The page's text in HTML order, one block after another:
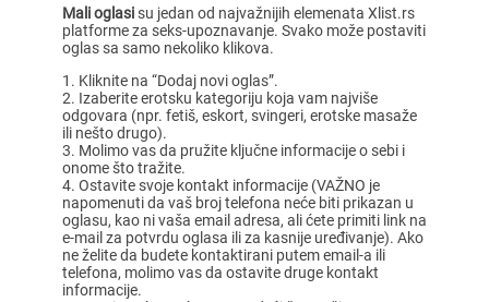
Mali oglasisu jedan od najvažnijih elemenata Xlist.rs
platforme za seks-upoznavanje. Svako može postaviti
oglas sa samo nekoliko klikova.
Kliknite na “Dodaj novi oglas”.
Izaberite erotsku kategoriju koja vam najviše
odgovara (npr. fetiš, eskort, svingeri, erotske masaže
ili nešto drugo).
Molimo vas da pružite ključne informacije o sebi i
onome što tražite.
Ostavite svoje kontakt informacije (VAŽNO je
napomenuti da vaš broj telefona neće biti prikazan u
oglasu, kao ni vaša email adresa, ali ćete primiti link na
e-mail za potvrdu oglasa ili za kasnije uređivanje). Ako
ne želite da budete kontaktirani putem email-a ili
telefona, molimo vas da ostavite druge kontakt
informacije.